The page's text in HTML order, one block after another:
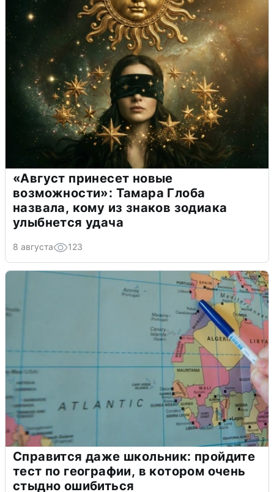
«Август принесет новые
возможности»: Тамара Глоба
назвала, кому из знаков зодиака
улыбнется удача
8 августа 123
Справится даже школьник: пройдите
тест по географии, в котором очень
стыдно ошибиться